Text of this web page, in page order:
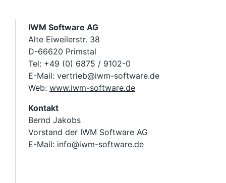
IWM Software AG
Alte Eiweilerstr. 38
D-66620 Primstal
Tel: +49 (0) 6875 / 9102-0
E-Mail: vertrieb@iwm-software.de
Web: www.iwm-software.de
Kontakt
Bernd Jakobs
Vorstand der IWM Software AG
E-Mail: info@iwm-software.de